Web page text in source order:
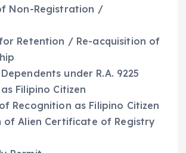
Non-Registration /
Retention / Re-acquisition of
under R.A. 9225
Filipino Citizen
Recognition as Filipino Citizen
of Alien Certificate of Registry